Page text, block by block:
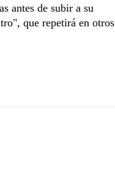
antes de subir a su
que repetirá en otros